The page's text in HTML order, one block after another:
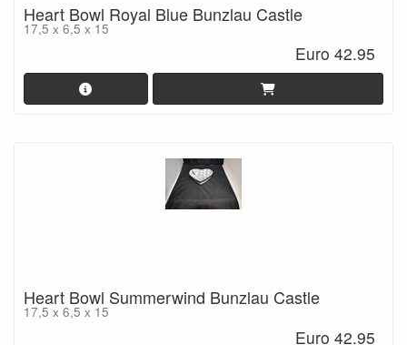
Heart Bowl Royal Blue Bunzlau Castle
17,5 x 6,5 x 15
Euro 42.95
Heart Bowl Summerwind Bunzlau Castle
17,5 x 6,5 x 15
Euro 42.95